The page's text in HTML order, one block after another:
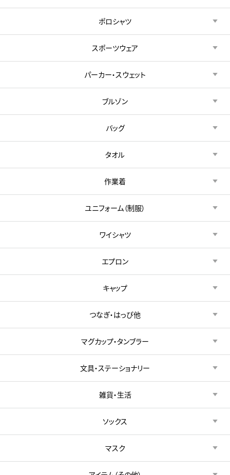
ポロシャツ
スポーツウェア
パーカー・スウェット
ブルゾン
バッグ
タオル
作業着
ユニフォーム（制服）
ワイシャツ
エプロン
キャップ
つなぎ・はっぴ他
マグカップ・タンブラー
文具・ステーショナリー
雑貨・生活
ソックス
マスク